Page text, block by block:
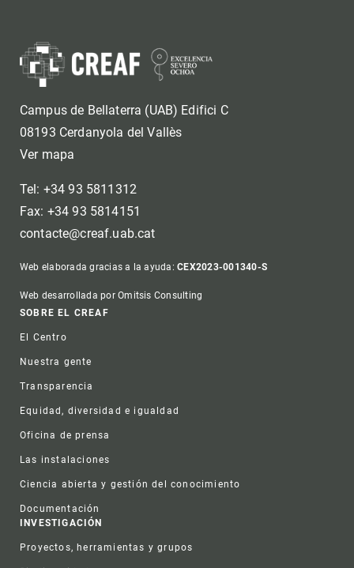
Campus de Bellaterra (UAB) Edifici C
08193 Cerdanyola del Vallès
Ver mapa
Tel: +34 93 5811312
Fax: +34 93 5814151
contacte@creaf.uab.cat
Web elaborada gracias a la ayuda:CEX2023-001340-S
Web desarrollada por Omitsis Consulting
Footer
SOBRE EL CREAF
El Centro
Nuestra gente
Transparencia
Equidad, diversidad e igualdad
Oficina de prensa
Las instalaciones
Ciencia abierta y gestión del conocimiento
Documentación
INVESTIGACIÓN
Proyectos, herramientas y grupos